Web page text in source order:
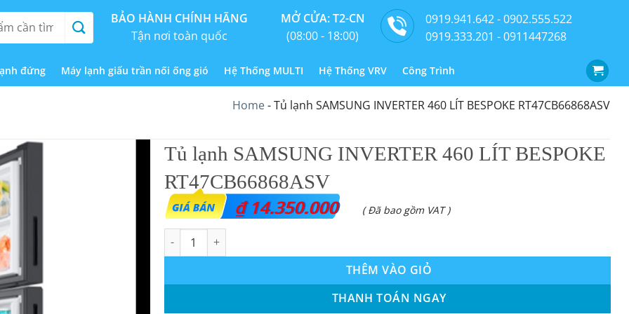
BẢO HÀNH CHÍNH HÃNG
Tận nơi toàn quốc
MỞ CỬA: T2-CN
(08:00 - 18:00)
0919.941.642 - 0902.555.522
0919.333.201 - 0911447268
đứng Máy lạnh giấu trần nối ống gió Hệ Thống MULTI Hệ Thống VRV Công Trình
Home-Tủ lạnh SAMSUNG INVERTER 460 LÍT BESPOKE RT47CB66868ASV
Tủ lạnh SAMSUNG INVERTER 460 LÍT BESPOKE
RT47CB66868ASV
₫14.350.000
( Đã bao gồm VAT )
Tủ lạnh SAMSUNG INVERTER 460 LÍT BESPOKE RT47CB66868ASV số lượng
THÊM VÀO GIỎ
THANH TOÁN NGAY